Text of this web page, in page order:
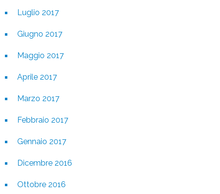
Luglio 2017
Giugno 2017
Maggio 2017
Aprile 2017
Marzo 2017
Febbraio 2017
Gennaio 2017
Dicembre 2016
Ottobre 2016